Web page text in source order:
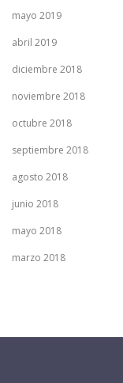
mayo 2019
abril 2019
diciembre 2018
noviembre 2018
octubre 2018
septiembre 2018
agosto 2018
junio 2018
mayo 2018
marzo 2018